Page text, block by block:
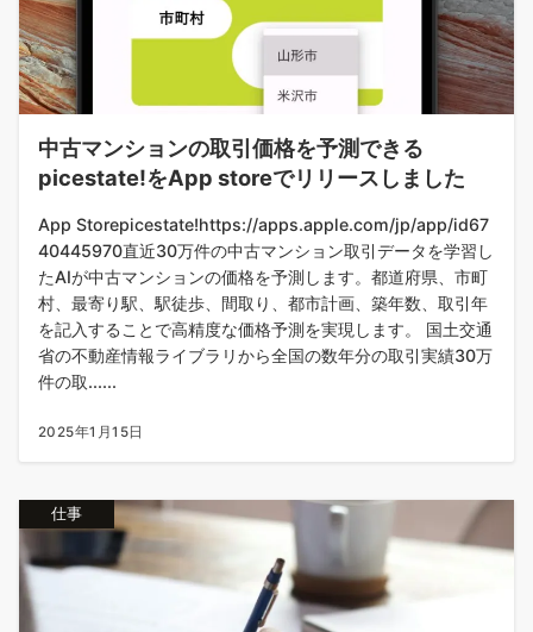
中古マンションの取引価格を予測できる
picestate!をApp storeでリリースしました
App Store‎picestate!https://apps.apple.com/jp/app/id67
40445970‎直近30万件の中古マンション取引データを学習し
たAIが中古マンションの価格を予測します。都道府県、市町
村、最寄り駅、駅徒歩、間取り、都市計画、築年数、取引年
を記入することで高精度な価格予測を実現します。 国土交通
省の不動産情報ライブラリから全国の数年分の取引実績30万
件の取......
2025年1月15日
仕事